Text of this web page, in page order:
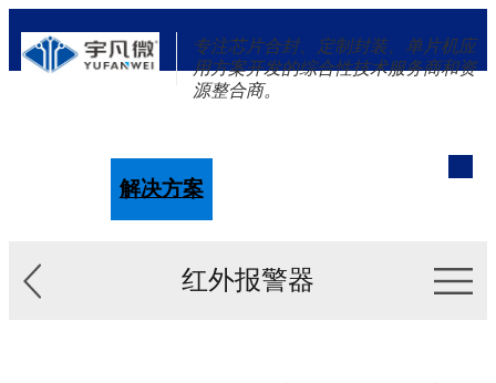
专注芯片合封、定制封装、单片机应
用方案开发的综合性技术服务商和资
源整合商。
解决方案
红外报警器